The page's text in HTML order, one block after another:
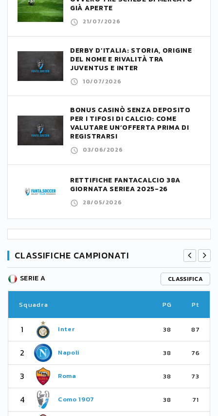
GIÀ APERTE
21/07/2026
DERBY D’ITALIA: STORIA, ORIGINE
DEL NOME E RIVALITÀ TRA
JUVENTUS E INTER
10/07/2026
BONUS CASINÒ SENZA DEPOSITO
PER I TIFOSI DI CALCIO: COME
VALUTARE UN’OFFERTA PRIMA DI
REGISTRARSI
03/06/2026
RETTIFICHE FANTACALCIO 38A
GIORNATA SERIEA 2025-26
28/05/2026
CLASSIFICHE CAMPIONATI
SERIE A CLASSIFICA
Squadra PG Pt
1 Inter 38 87
2 Napoli 38 76
3 Roma 38 73
4 Como 1907 38 71